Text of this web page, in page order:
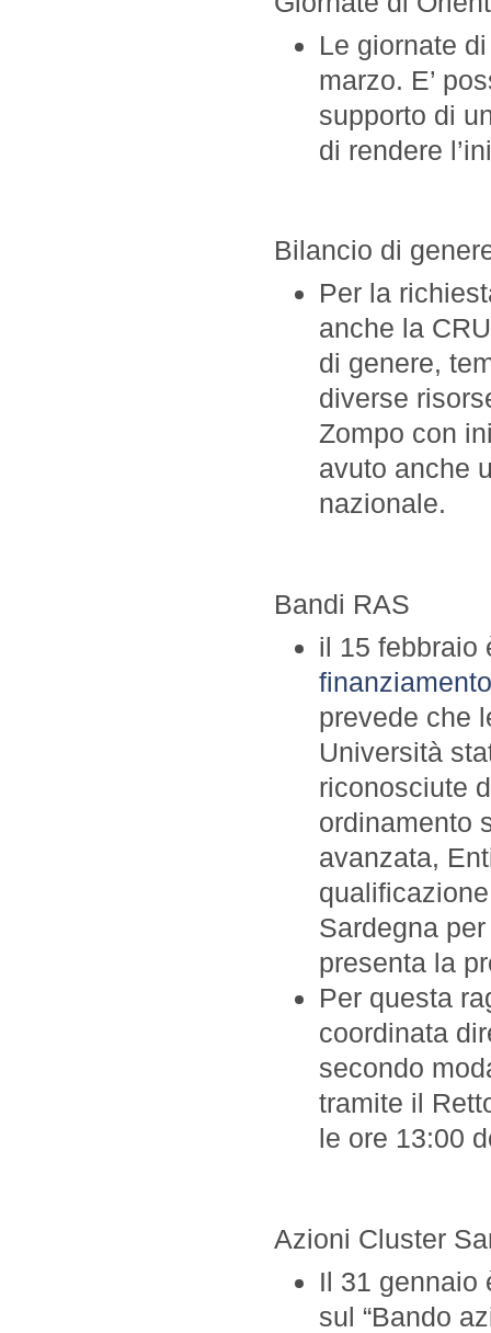
Le giornate
marzo. E’
supporto di
di rendere
Bilancio di
Per la
anche la
di genere,
diverse
Zompo con
avuto anche
nazionale.
Bandi RAS
il 15 febbraio
prevede che
Università
riconosciute
ordinamento
avanzata,
Sardegna
presenta la
Per questa
coordinata
secondo
tramite il
le ore 13:00
Azioni Cluster
Il 31 gennaio
sul “Bando